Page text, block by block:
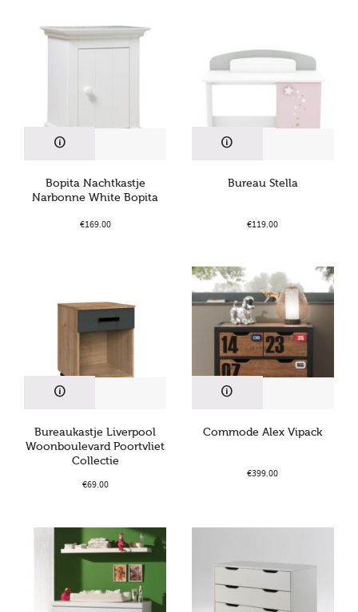
Bopita Nachtkastje
Narbonne White Bopita
€169.00
Bureau Stella
€119.00
Bureaukastje Liverpool
Woonboulevard Poortvliet
Collectie
€69.00
Commode Alex Vipack
€399.00